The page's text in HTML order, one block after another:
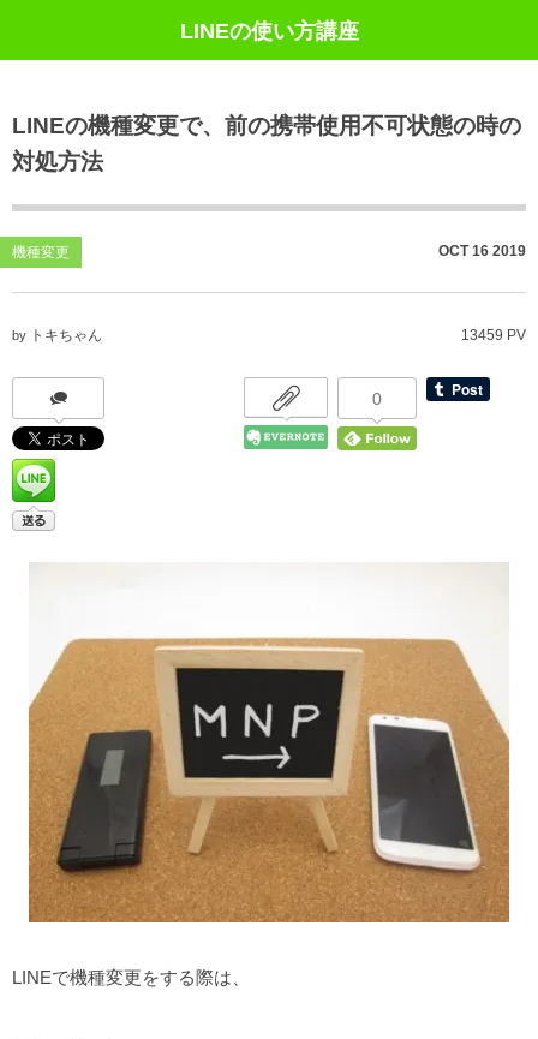
LINEの使い方講座
LINEの機種変更で、前の携帯使用不可状態の時の
対処方法
機種変更 OCT 16 2019
by トキちゃん 13459 PV
0
LINEで機種変更をする際は、